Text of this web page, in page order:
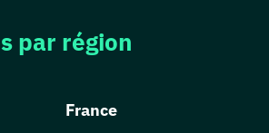
par région
France